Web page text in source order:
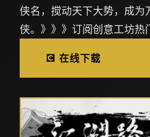
侠名，搅动天下大势，成为
侠。》》》订阅创意工坊热
💽 在线下载